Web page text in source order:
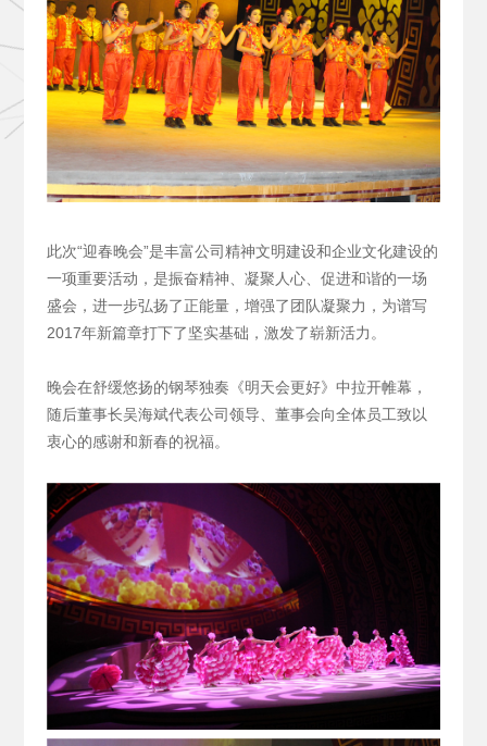
此次“迎春晚会”是丰富公司精神文明建设和企业文化建设的
一项重要活动，是振奋精神、凝聚人心、促进和谐的一场
盛会，进一步弘扬了正能量，增强了团队凝聚力，为谱写
2017年新篇章打下了坚实基础，激发了崭新活力。
晚会在舒缓悠扬的钢琴独奏《明天会更好》中拉开帷幕，
随后董事长吴海斌代表公司领导、董事会向全体员工致以
衷心的感谢和新春的祝福。